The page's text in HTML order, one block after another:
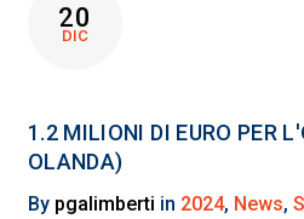
20
DIC
1.2 MILIONI DI EURO PER
OLANDA)
By pgalimberti in 2024, News,